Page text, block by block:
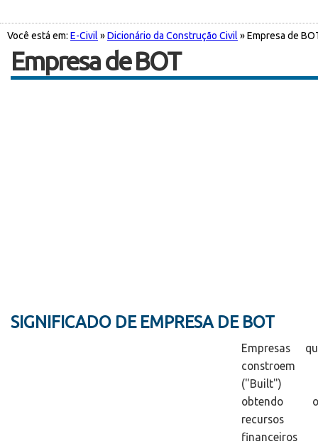
Você está em: E-Civil »Dicionário da Construção Civil » Empresa de
Empresa de BOT
SIGNIFICADO DE EMPRESA DE BOT
Empresas
constroem
("Built")
obtendo
recursos
financeiros